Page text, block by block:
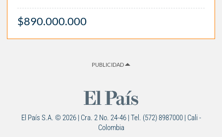
$890.000.000
PUBLICIDAD
El País S.A. © 2026 | Cra. 2 No. 24-46 | Tel. (572) 8987000 | Cali -
Colombia